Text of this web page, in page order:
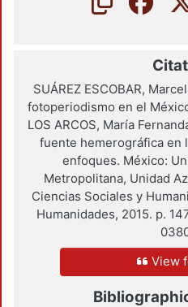
SUÁREZ ESCOBAR,
fotoperiodismo en el
LOS ARCOS, María
fuente hemerográfica en
enfoques. México:
Metropolitana, Unidad
Ciencias Sociales y
Humanidades, 2015. p.
View